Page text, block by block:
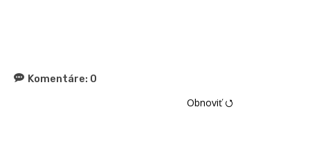
Komentáre: 0
Obnoviť ⭯